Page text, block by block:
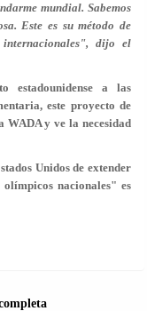
mundial. Sabemos
Este es su método de
dijo el
estadounidense a las
este proyecto de
WADA y ve la necesidad
Unidos de extender
nacionales" es